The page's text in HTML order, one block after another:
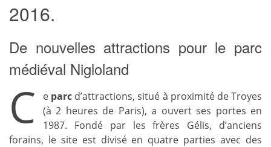
2016.
De nouvelles attractions pour le parc
médiéval Nigloland
C e parc d’attractions, situé à proximité de Troyes
(à 2 heures de Paris), a ouvert ses portes en
1987. Fondé par les frères Gélis, d’anciens
forains, le site est divisé en quatre parties avec des